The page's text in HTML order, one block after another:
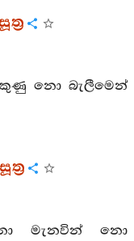
නො බැලීමෙන්
මැනවින් නො